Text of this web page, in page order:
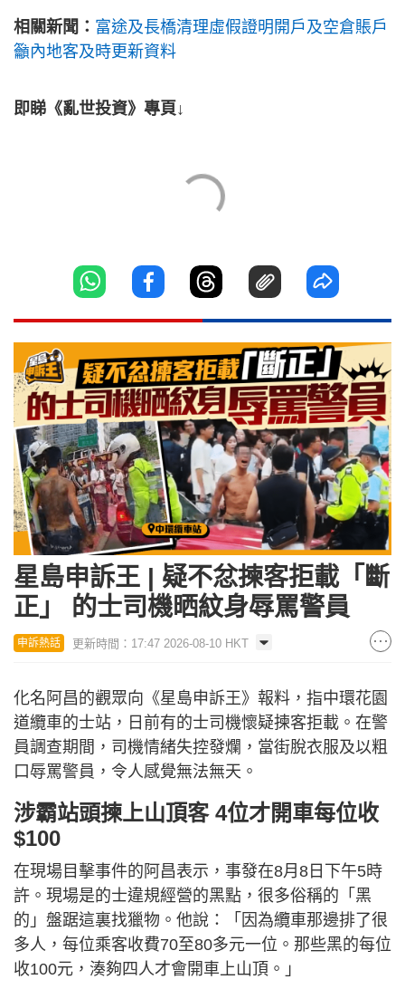
相關新聞： 富途及長橋清理虛假證明開戶及空倉賬戶
籲內地客及時更新資料
即睇《亂世投資》專頁↓
星島申訴王 | 疑不忿揀客拒載「斷
正」 的士司機晒紋身辱罵警員
申訴熱話 更新時間：17:47 2026-08-10 HKT
化名阿昌的觀眾向《星島申訴王》報料，指中環花園
道纜車的士站，日前有的士司機懷疑揀客拒載。在警
員調查期間，司機情緒失控發爛，當街脫衣服及以粗
口辱罵警員，令人感覺無法無天。
涉霸站頭揀上山頂客 4位才開車每位收
$100
在現場目擊事件的阿昌表示，事發在8月8日下午5時
許。現場是的士違規經營的黑點，很多俗稱的「黑
的」盤踞這裏找獵物。他說：「因為纜車那邊排了很
多人，每位乘客收費70至80多元一位。那些黑的每位
收100元，湊夠四人才會開車上山頂。」